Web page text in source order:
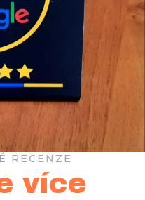
RECENZE
více